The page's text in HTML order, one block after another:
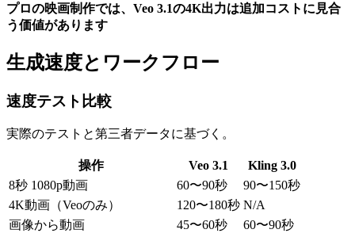
プロの映画制作では、Veo 3.1の4K出力は追加コストに見合
う価値があります
生成速度とワークフロー
速度テスト比較
実際のテストと第三者データに基づく。
操作 Veo 3.1
Kling 3.0
8秒 1080p動画
60〜90秒
90〜150秒
4K動画（Veoのみ）
120〜180秒 N/A
画像から動画
45〜60秒
60〜90秒